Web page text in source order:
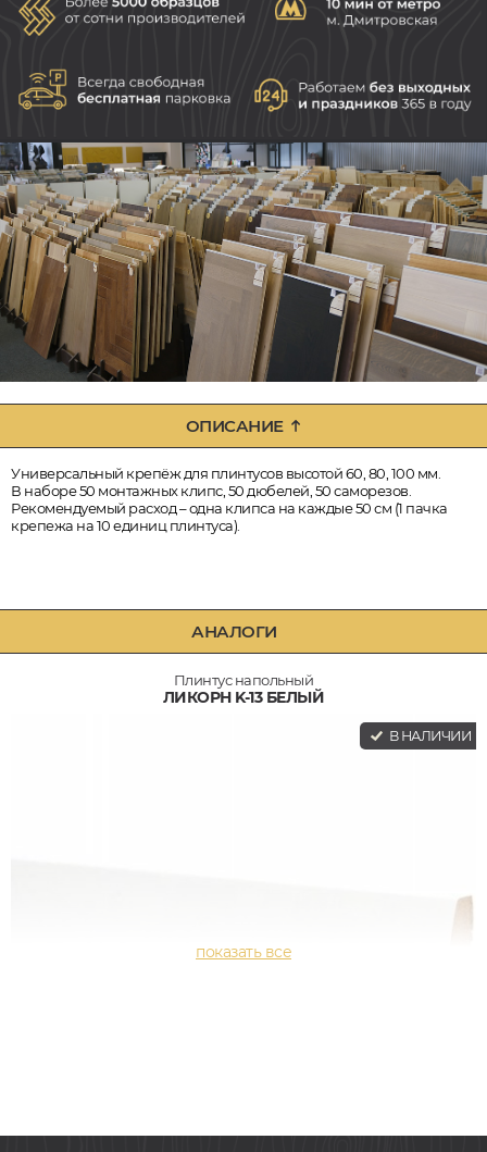
ОПИСАНИЕ
Универсальный крепёж для плинтусов высотой 60, 80, 100 мм.
В наборе 50 монтажных клипс, 50 дюбелей, 50 саморезов.
Рекомендуемый расход – одна клипса на каждые 50 см (1 пачка
крепежа на 10 единиц плинтуса).
АНАЛОГИ
Плинтус напольный
ЛИКОРН K-13 БЕЛЫЙ
В НАЛИЧИИ